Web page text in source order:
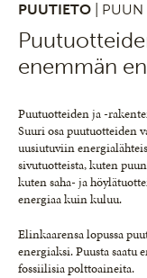
PUUTIETO |
enemmän
Puutuotteiden ja -
Suuri osa puutuotteiden
uusiutuviin
sivutuotteista, kuten
kuten saha- ja
energiaa kuin kuluu.
Elinkaarensa lopussa
energiaksi. Puusta saatu
fossiilisia polttoaineita.